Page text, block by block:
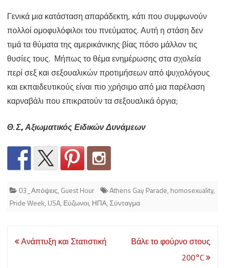
Γενικά μια κατάσταση απαράδεκτη, κάτι που συμφωνούν
πολλοί ομοφυλόφιλοι του πνεύματος. Αυτή η στάση δεν
τιμά τα θύματα της αμερικάνικης βίας πόσο μάλλον τις
θυσίες τους. Μήπως το θέμα ενημέρωσης στα σχολεία
περί σεξ και σεξουαλικών προτιμήσεων από ψυχολόγους
και εκπαιδευτικούς είναι πιο χρήσιμο από μια παρέλαση
καρναβάλι που επικρατούν τα σεξουαλικά όργια;
Θ. Σ., Αξιωματικός Ειδικών Δυνάμεων
03_Απόψεις, Guest Hour Athens Gay Parade, homosexuality,
Pride Week, USA, Εύζωνοι, ΗΠΑ,Σύνταγμα
Post
Ανάπτυξη και Στατιστική
Βάλε το φούρνο στους
200°C